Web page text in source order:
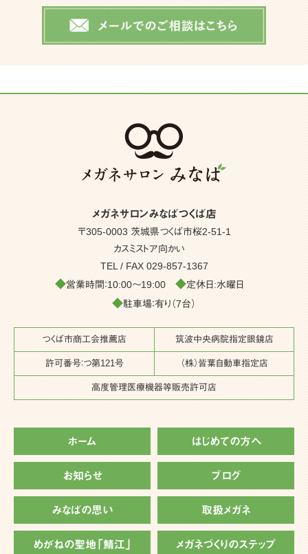
メガネサロンみなばつくば店
〒305-0003 茨城県つくば市桜2-51-1
カスミストア向かい
TEL / FAX 029-857-1367
◆営業時間：10:00～19:00 ◆定休日:水曜日
◆駐車場：有り（7台）
つくば市商工会推薦店 筑波中央病院指定眼鏡店
許可番号：つ第121号 （株）皆葉自動車指定店
高度管理医療機器等販売許可店
ホーム はじめての方へ
お知らせ ブログ
みなばの思い 取扱メガネ
めがねの聖地「鯖江」 メガネづくりのステップ